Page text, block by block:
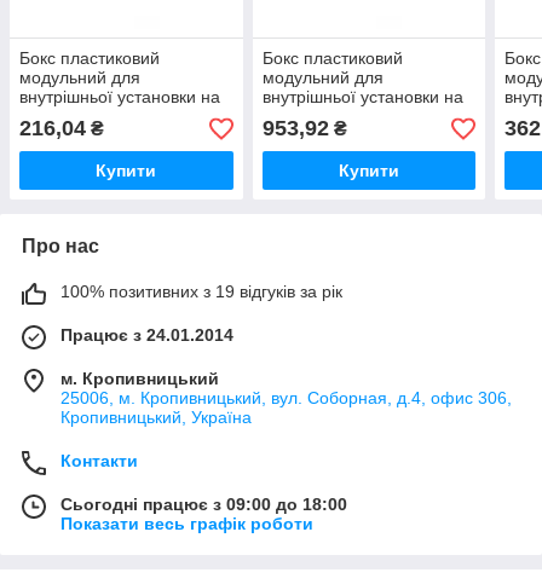
Бокс пластиковий
модульний для
внутрішньої установки на
2-6 модулів IP20
216,04 ₴
Купити
Бокс пластиковий
модульний для
внутрішньої установки на
36 модулів IP20
953,92₴
Купити
12
Про нас
100% позитивних з 19 відгуків за рік
Працює з 24.01.2014
м. Кропивницький
25006, м. Кропивницький, вул. Соборная, д.4, офис 306,
Кропивницький, Україна
Контакти
Сьогодні працює з 09:00 до 18:00
Показати весь графік роботи